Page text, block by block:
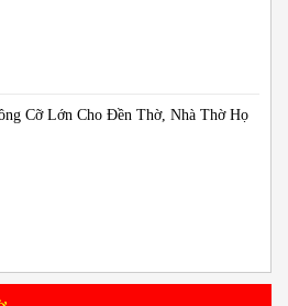
Cỡ Lớn Cho Đền Thờ, Nhà Thờ Họ